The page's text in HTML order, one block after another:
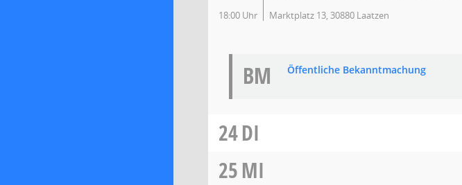
18:00 Uhr
Marktplatz 13, 30880 Laatzen
BM Öffentliche Bekanntmachung
24DI
25MI